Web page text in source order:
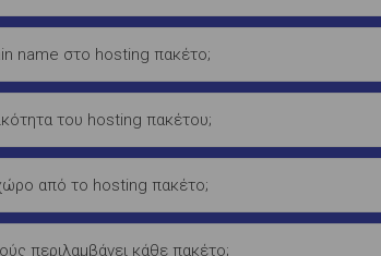
name στο hosting πακέτο;
του hosting πακέτου;
από το hosting πακέτο;
περιλαμβάνει κάθε πακέτο;